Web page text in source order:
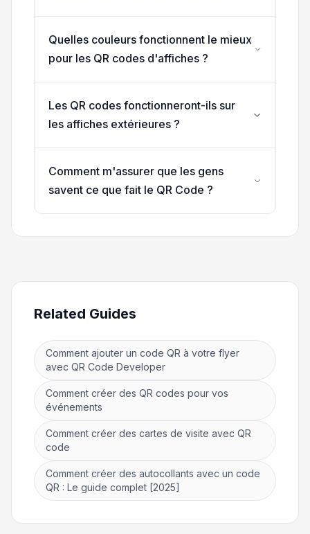
Quelles couleurs fonctionnent le mieux
pour les QR codes d'affiches ?
Les QR codes fonctionneront-ils sur
les affiches extérieures ?
Comment m'assurer que les gens
savent ce que fait le QR Code ?
Related Guides
Comment ajouter un code QR à votre flyer
avec QR Code Developer
Comment créer des QR codes pour vos
événements
Comment créer des cartes de visite avec QR
code
Comment créer des autocollants avec un code
QR : Le guide complet [2025]